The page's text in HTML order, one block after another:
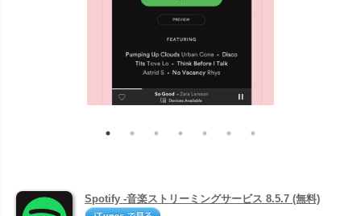
Spotify -音楽ストリーミングサービス 8.5.7 (無料)